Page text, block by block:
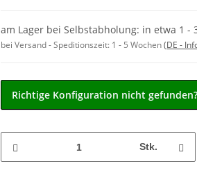
am Lager bei Selbstabholung: in etwa 1 -
bei Versand - Speditionszeit: 1 - 5 Wochen(DE -
Richtige Konfiguration nicht
Stk.